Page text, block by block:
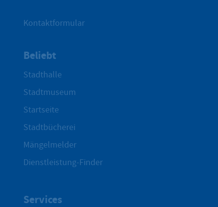
Kontaktformular
Beliebt
Stadthalle
Stadtmuseum
Startseite
Stadtbücherei
Mängelmelder
Dienstleistung-Finder
Services